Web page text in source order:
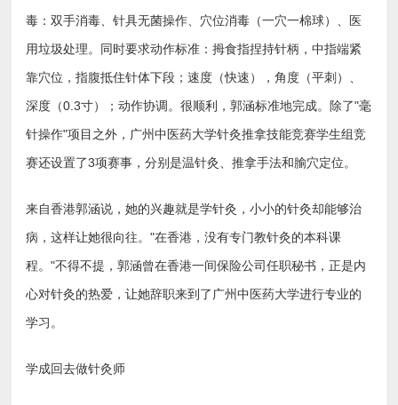
毒：双手消毒、针具无菌操作、穴位消毒（一穴一棉球）、医
用垃圾处理。同时要求动作标准：拇食指捏持针柄，中指端紧
靠穴位，指腹抵住针体下段；速度（快速），角度（平刺）、
深度（0.3寸）；动作协调。很顺利，郭涵标准地完成。除了"毫
针操作"项目之外，广州中医药大学针灸推拿技能竞赛学生组竞
赛还设置了3项赛事，分别是温针灸、推拿手法和腧穴定位。
来自香港郭涵说，她的兴趣就是学针灸，小小的针灸却能够治
病，这样让她很向往。"在香港，没有专门教针灸的本科课
程。"不得不提，郭涵曾在香港一间保险公司任职秘书，正是内
心对针灸的热爱，让她辞职来到了广州中医药大学进行专业的
学习。
学成回去做针灸师